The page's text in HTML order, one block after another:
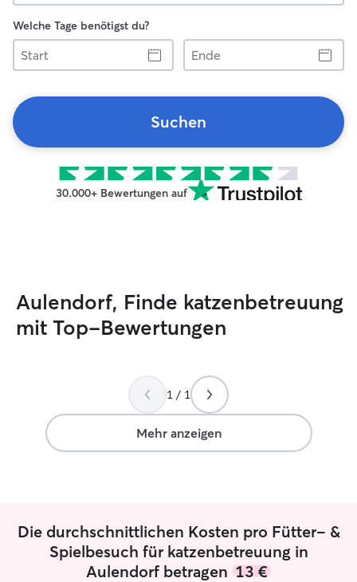
Welche Tage benötigst du?
Start
Ende
Suchen
30.000+ Bewertungen auf
Aulendorf, Finde katzenbetreuung
mit Top-Bewertungen
1 / 1
Mehr anzeigen
Die durchschnittlichen Kosten pro Fütter- &
Spielbesuch für katzenbetreuung in
Aulendorf betragen 13 €